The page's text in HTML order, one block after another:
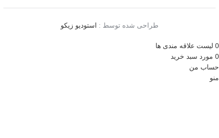
طراحی شده توسط : استودیو زیکو
0 لیست علاقه مندی ها
0 مورد سبد خرید
حساب من
منو